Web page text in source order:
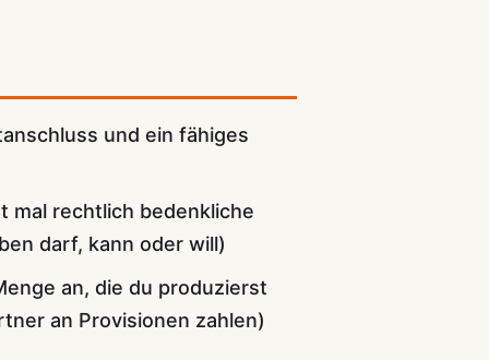
und ein fähiges
mal rechtlich bedenkliche
darf, kann oder will)
an, die du produzierst
an Provisionen zahlen)